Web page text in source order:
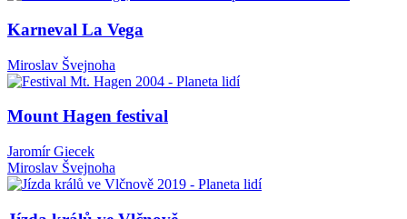
Karneval La Vega
Miroslav Švejnoha
Mount Hagen festival
Jaromír Giecek
Miroslav Švejnoha